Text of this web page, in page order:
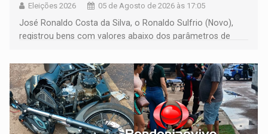
Eleições 2026 05 de Agosto de 2026 às 17:05
José Ronaldo Costa da Silva, o Ronaldo Sulfrio (Novo),
registrou bens com valores abaixo dos parâmetros de
milhões